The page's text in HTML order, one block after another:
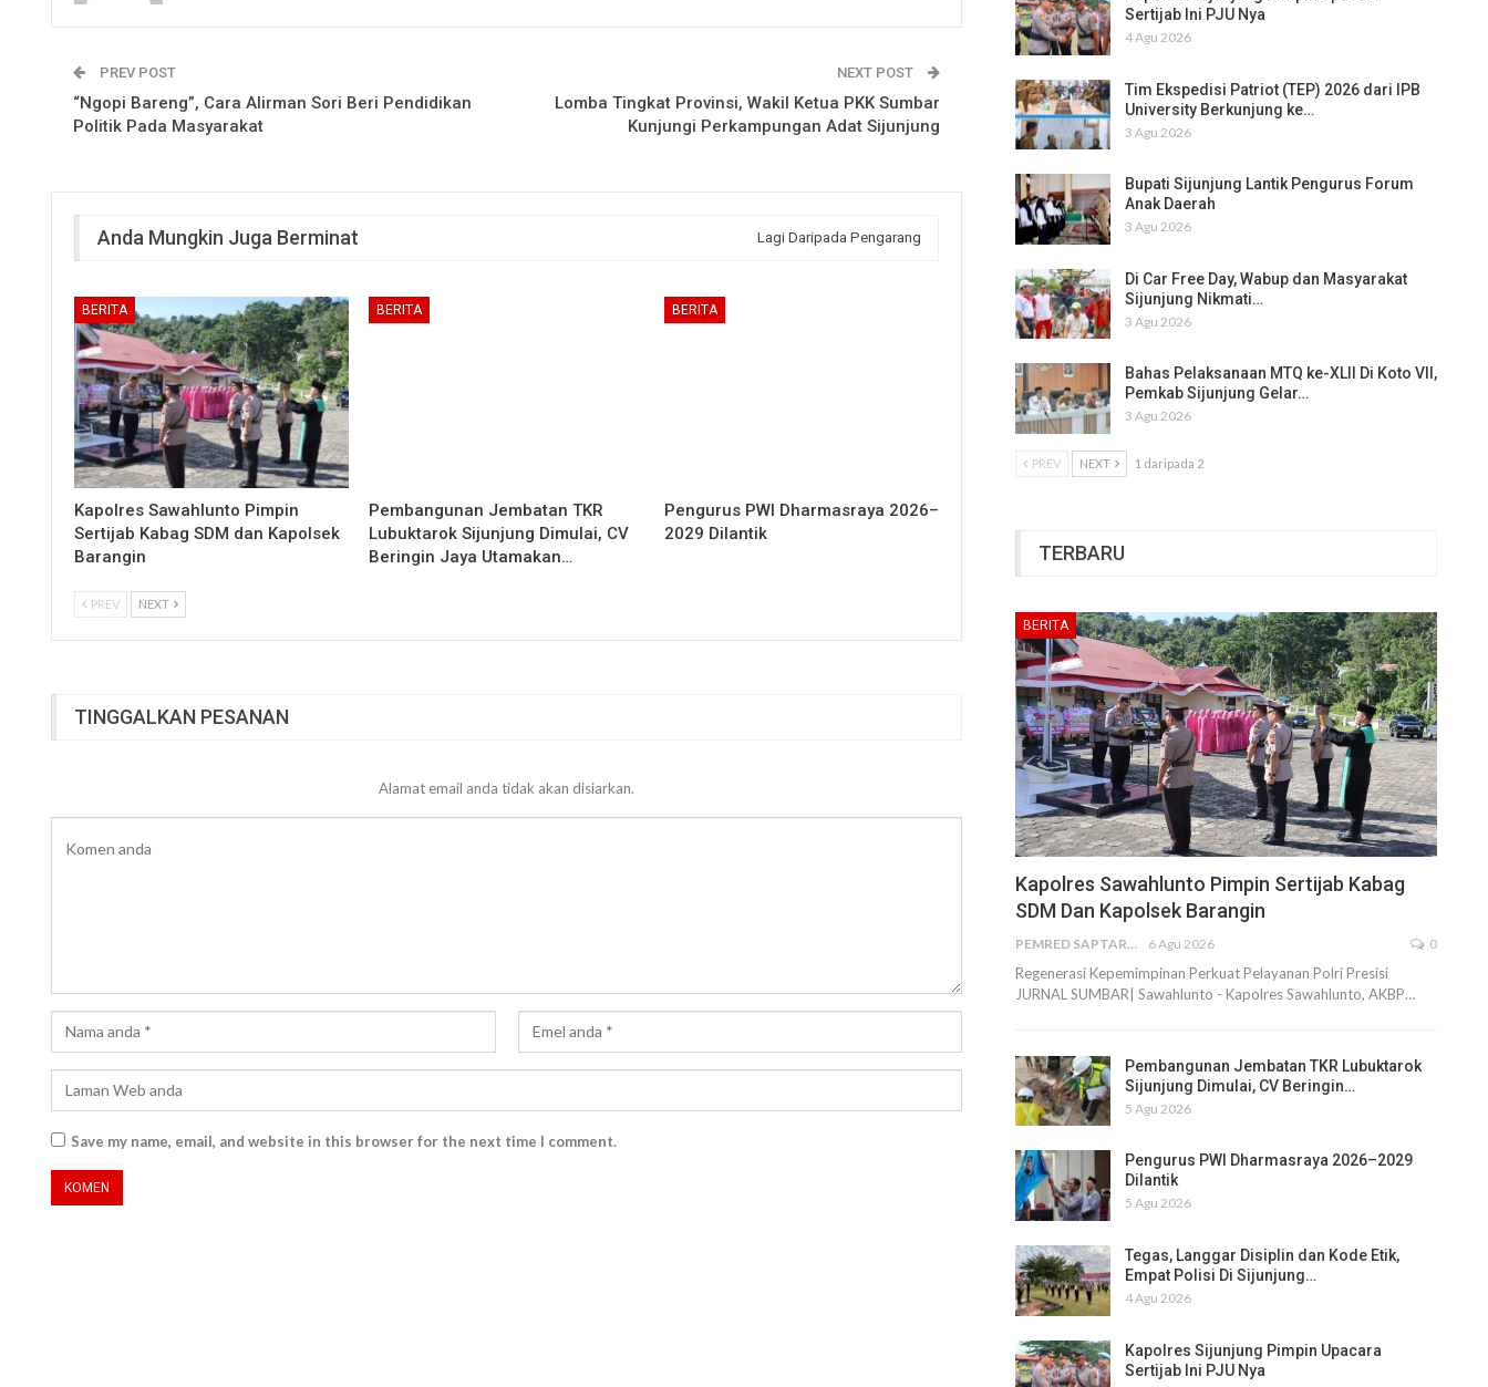
PREV POST
“Ngopi Bareng”, Cara Alirman Sori Beri Pendidikan
Politik Pada Masyarakat
NEXT POST
Lomba Tingkat Provinsi, Wakil Ketua PKK Sumbar
Kunjungi Perkampungan Adat Sijunjung
Anda Mungkin Juga Berminat Lagi Daripada Pengarang
BERITA
Kapolres Sawahlunto Pimpin
Sertijab Kabag SDM dan Kapolsek
Barangin
BERITA
Pembangunan Jembatan TKR
Lubuktarok Sijunjung Dimulai, CV
Beringin Jaya Utamakan…
BERITA
Pengurus PWI Dharmasraya 2026–
2029 Dilantik
PREV NEXT
TINGGALKAN PESANAN
Alamat email anda tidak akan disiarkan.
Save my name, email, and website in this browser for the next time I comment.
Sertijab Ini PJU Nya
4 Agu 2026
Tim Ekspedisi Patriot (TEP) 2026 dari IPB
University Berkunjung ke…
3 Agu 2026
Bupati Sijunjung Lantik Pengurus Forum
Anak Daerah
3 Agu 2026
Di Car Free Day, Wabup dan Masyarakat
Sijunjung Nikmati…
3 Agu 2026
Bahas Pelaksanaan MTQ ke-XLII Di Koto VII,
Pemkab Sijunjung Gelar…
3 Agu 2026
PREV NEXT 1 daripada 2
TERBARU
BERITA
Kapolres Sawahlunto Pimpin Sertijab Kabag
SDM Dan Kapolsek Barangin
PEMRED SAPTARIUS 6 Agu 2026 0
Regenerasi Kepemimpinan Perkuat Pelayanan Polri Presisi
JURNAL SUMBAR| Sawahlunto - Kapolres Sawahlunto, AKBP…
Pembangunan Jembatan TKR Lubuktarok
Sijunjung Dimulai, CV Beringin…
5 Agu 2026
Pengurus PWI Dharmasraya 2026–2029
Dilantik
5 Agu 2026
Tegas, Langgar Disiplin dan Kode Etik,
Empat Polisi Di Sijunjung…
4 Agu 2026
Kapolres Sijunjung Pimpin Upacara
Sertijab Ini PJU Nya